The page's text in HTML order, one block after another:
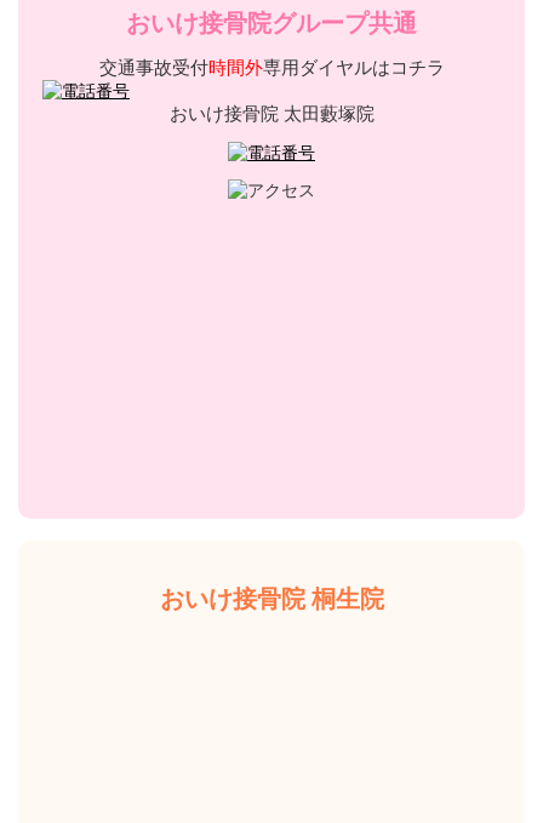
おいけ接骨院グループ共通
交通事故受付時間外専用ダイヤルはコチラ
おいけ接骨院 太田藪塚院
おいけ接骨院 桐生院